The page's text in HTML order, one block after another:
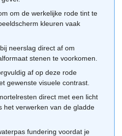
357
een lichtgrijze voeg om het rode
of kies voor een doorgestreken
monolithisch effect. De steen kan
worden verwerkt
stenen van meerdere pallets door
over de gehele gevel.
bij je keuze of breng een
deskundig advies van een
om de werkelijke rode tint te
kleuren vaak
neerslag direct af om
stenen te voorkomen.
af op deze rode
gewenste visuele contrast.
direct met een licht
het verwerken van de gladde
fundering voordat je